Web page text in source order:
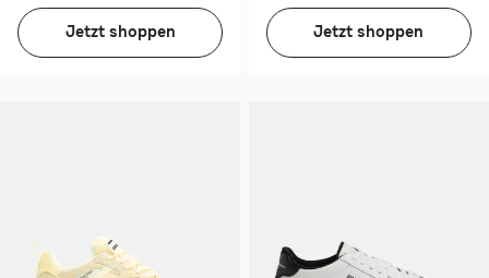
Jetzt shoppen Jetzt shoppen